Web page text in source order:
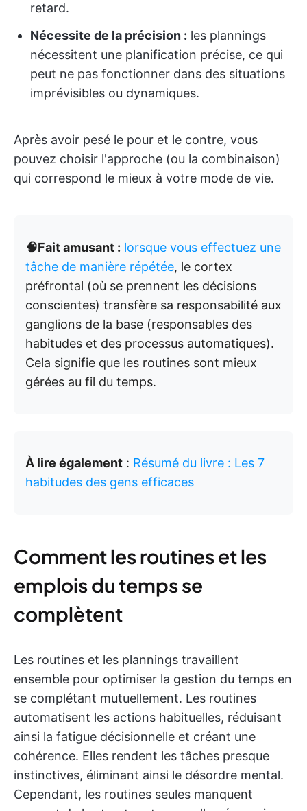
retard.
Nécessite de la précision : les plannings
nécessitent une planification précise, ce qui
peut ne pas fonctionner dans des situations
imprévisibles ou dynamiques.
Après avoir pesé le pour et le contre, vous
pouvez choisir l'approche (ou la combinaison)
qui correspond le mieux à votre mode de vie.
🧠Fait amusant : lorsque vous effectuez une
tâche de manière répétée, le cortex
préfrontal (où se prennent les décisions
conscientes) transfère sa responsabilité aux
ganglions de la base (responsables des
habitudes et des processus automatiques).
Cela signifie que les routines sont mieux
gérées au fil du temps.
À lire également : Résumé du livre : Les 7
habitudes des gens efficaces
Comment les routines et les
emplois du temps se
complètent
Les routines et les plannings travaillent
ensemble pour optimiser la gestion du temps en
se complétant mutuellement. Les routines
automatisent les actions habituelles, réduisant
ainsi la fatigue décisionnelle et créant une
cohérence. Elles rendent les tâches presque
instinctives, éliminant ainsi le désordre mental.
Cependant, les routines seules manquent